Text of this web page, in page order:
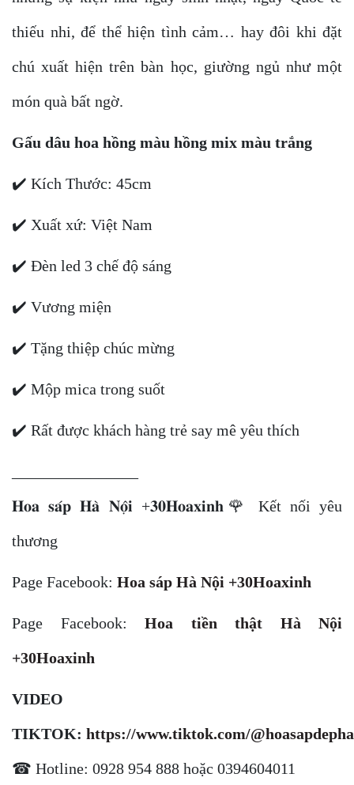
thiếu nhi, để thể hiện tình cảm… hay đôi khi đặt
chú xuất hiện trên bàn học, giường ngủ như một
món quà bất ngờ.
Gấu dâu hoa hồng màu hồng mix màu trắng
✔️ Kích Thước: 45cm
✔️ Xuất xứ: Việt Nam
✔️ Đèn led 3 chế độ sáng
✔️ Vương miện
✔️ Tặng thiệp chúc mừng
✔️ Mộp mica trong suốt
✔️ Rất được khách hàng trẻ say mê yêu thích
𝐇𝐨𝐚 𝐬𝐚́𝐩 𝐇𝐚̀ 𝐍𝐨̣̂𝐢 +𝟑𝟎𝐇𝐨𝐚𝐱𝐢𝐧𝐡🌹 Kết nối yêu
thương
Page Facebook: Hoa sáp Hà Nội +30Hoaxinh
Page Facebook: Hoa tiền thật Hà Nội
+30Hoaxinh
VIDEO
TIKTOK: https://www.tiktok.com/
☎ Hotline: 0928 954 888 hoặc 0394604011